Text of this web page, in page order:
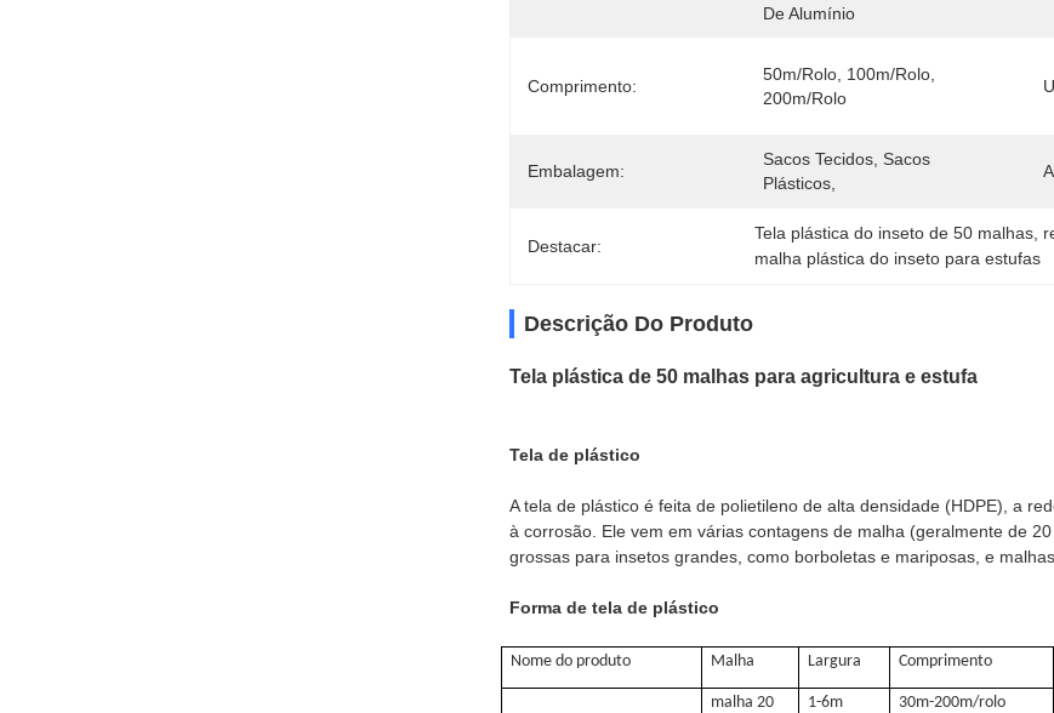
De Alumínio
Comprimento:
50m/rolo, 100m/rolo,
200m/rolo
Embalagem:
Sacos Tecidos, Sacos
Plásticos,
Destacar:
Tela plástica do inseto de 50 malhas
malha plástica do inseto para estufas
Descrição Do Produto
Tela plástica de 50 malhas para agricultura e estufa
Tela de plástico
A tela de plástico é feita de polietileno de alta densidade (HDPE), a
à corrosão. Ele vem em várias contagens de malha (geralmente de
grossas para insetos grandes, como borboletas e mariposas, e
Forma de tela de plástico
Nome do produto Malha Largura Comprimento
malha 20 1-6m 30m-200m/rolo